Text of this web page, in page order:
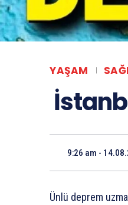
YAŞAM
9:26 am -
Ünlü deprem